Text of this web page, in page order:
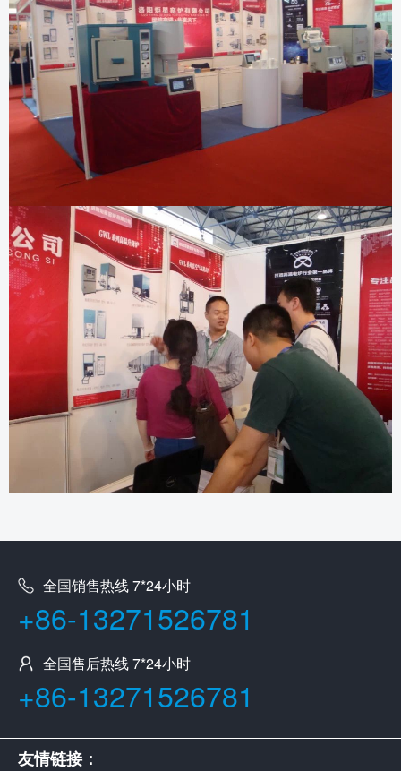
全国销售热线 7*24小时
+86-13271526781
全国售后热线 7*24小时
+86-13271526781
友情链接：